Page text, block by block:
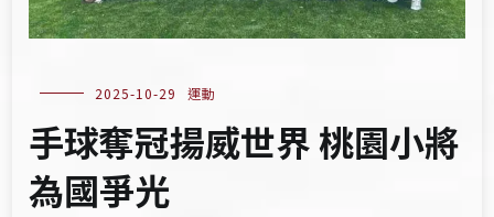
2025-10-29 運動
手球奪冠揚威世界 桃園小將
為國爭光